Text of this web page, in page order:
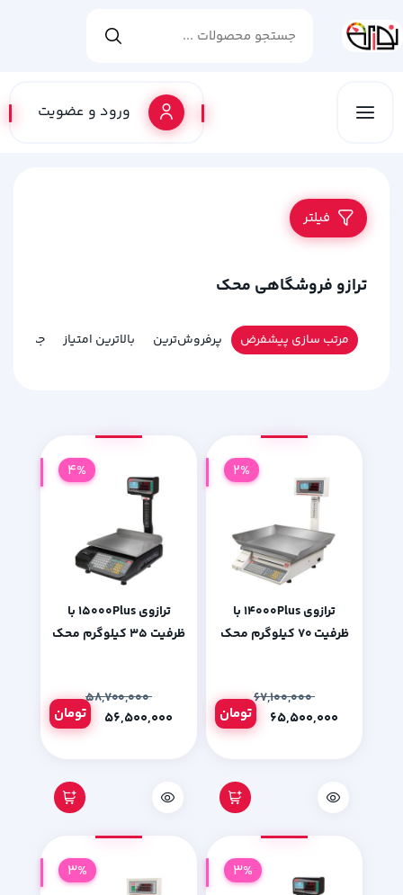
ورود و عضویت
فیلتر
ترازو فروشگاهی محک
مرتب سازی پیشفرض پرفروش‌ترین بالاترین امتیاز
ترازوی 14000Plus با
ظرفیت 70 کیلوگرم محک
۶۷,۱۰۰,۰۰۰
تومان
2%
ترازوی 15000Plus با
ظرفیت 35 کیلوگرم محک
۵۸,۷۰۰,۰۰۰
تومان
4%
3%
3%